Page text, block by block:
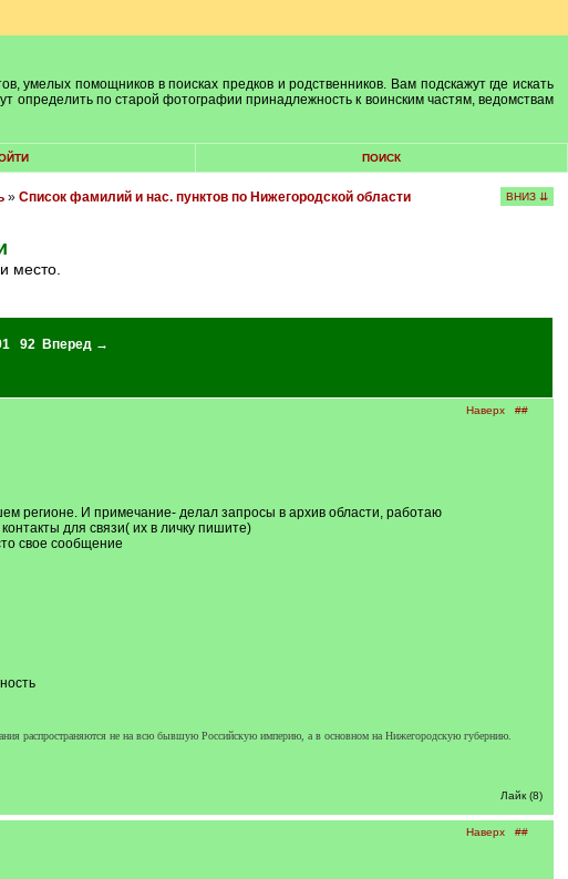
умелых помощников в поисках предков и родственников. Вам подскажут где искать
определить по старой фотографии принадлежность к воинским частям, ведомствам
ПОИСК
» Список фамилий и нас. пунктов по Нижегородской области ВНИЗ ⇊
место.
92
Вперед →
Наверх ##
регионе. И примечание- делал запросы в архив области, работаю
для связи( их в личку пишите)
свое сообщение
распространяются не на всю бывшую Российскую империю, а в основном на Нижегородскую губернию.
Лайк (8)
Наверх ##